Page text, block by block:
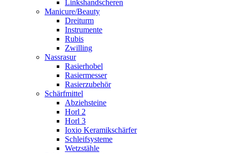
Linkshandscheren
Manicure/Beauty
Dreiturm
Instrumente
Rubis
Zwilling
Nassrasur
Rasierhobel
Rasiermesser
Rasierzubehör
Schärfmittel
Abziehsteine
Horl 2
Horl 3
Ioxio Keramikschärfer
Schleifsysteme
Wetzstähle